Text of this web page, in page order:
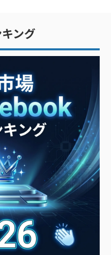
ン（PC）」です。広い意味での
PC（パーソナルコンピュータ
ー）
ング